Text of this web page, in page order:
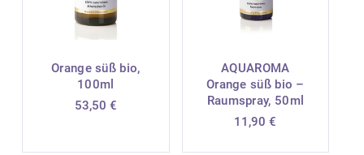
Orange süß bio,
100ml
53,50 €
AQUAROMA
Orange süß bio –
Raumspray, 50ml
11,90€